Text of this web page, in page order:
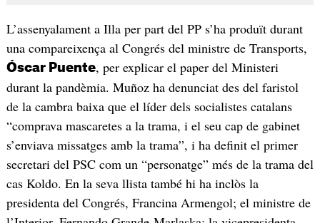
L’assenyalament a Illa per part del PP s’ha produït durant
una compareixença al Congrés del ministre de Transports,
Óscar Puente, per explicar el paper del Ministeri
durant la pandèmia. Muñoz ha denunciat des del faristol
de la cambra baixa que el líder dels socialistes catalans
“comprava mascaretes a la trama, i el seu cap de gabinet
s’enviava missatges amb la trama”, i ha definit el primer
secretari del PSC com un “personatge” més de la trama del
cas Koldo. En la seva llista també hi ha inclòs la
presidenta del Congrés, Francina Armengol; el ministre de